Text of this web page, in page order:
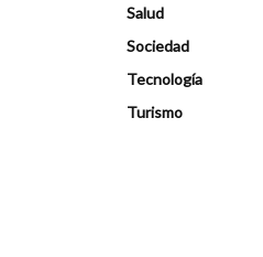
Salud
Sociedad
Tecnología
Turismo